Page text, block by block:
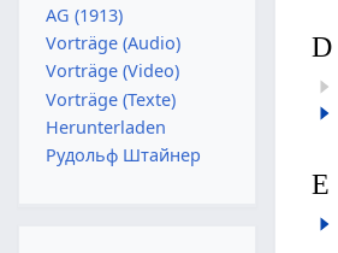
D
E
AG (1913)
Vorträge (Audio)
Vorträge (Video)
Vorträge (Texte)
Herunterladen
Рудольф Штайнер